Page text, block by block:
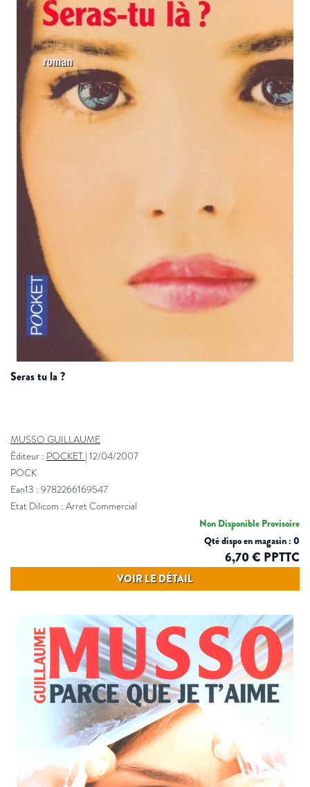
seras tu la ?
MUSSO GUILLAUME
Éditeur : POCKET | 12/04/2007
POCK
Ean13 : 9782266169547
Etat Dilicom : Arret Commercial
Non Disponible Provisoire
Qté dispo en magasin : 0
6,70 € PPTTC
VOIR LE DÉTAIL